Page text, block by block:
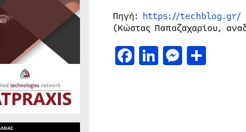
Πηγή: https://techblog.gr/
(Κώστας Παπαζαχαρίου,
Facebook
LinkedIn